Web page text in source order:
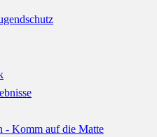
- Komm auf die Matte